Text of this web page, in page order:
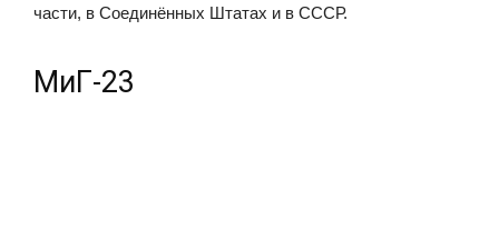
части, в Соединённых Штатах и в СССР.
МиГ-23